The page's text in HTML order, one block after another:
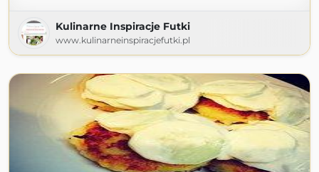
Kulinarne Inspiracje Futki
www.kulinarneinspiracjefutki.pl